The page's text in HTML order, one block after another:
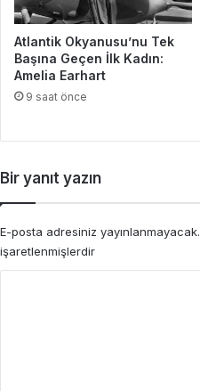
Atlantik Okyanusu’nu Tek
Başına Geçen İlk Kadın:
Amelia Earhart
9 saat önce
Bir yanıt yazın
E-posta adresiniz yayınlanmayacak.
işaretlenmişlerdir